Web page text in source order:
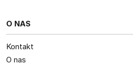
O NAS
Kontakt
O nas